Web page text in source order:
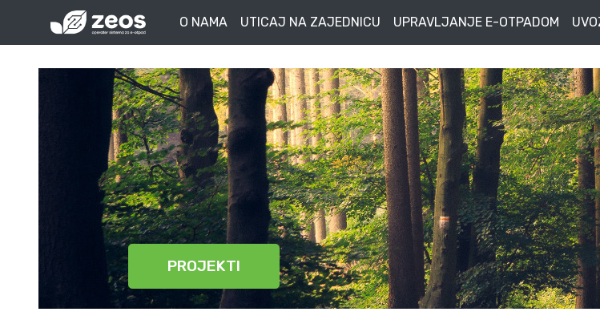
O NAMA UTICAJ NA ZAJEDNICU UPRAVLJANJE E-OTPADOM
PROJEKTI